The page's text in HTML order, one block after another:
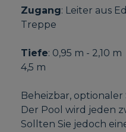
Zugang: Leiter aus
Treppe
Tiefe: 0,95 m - 2,10
4,5 m
Beheizbar,
Der Pool wird jeden
Sollten Sie jedoch